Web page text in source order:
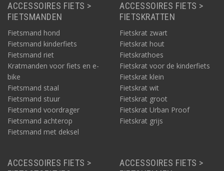
ACCESSOIRES FIETS >
FIETSMANDEN
Fietsmand hond
Fietsmand kinderfiets
Fietsmand riet
Kratmanden voor fiets en e-
bike
Fietsmand staal
Fietsmand stuur
Fietsmand voordrager
Fietsmand achterop
Fietsmand met deksel
ACCESSOIRES FIETS >
FIETSKRATTEN
Fietskrat zwart
Fietskrat hout
Fietskrathoes
Fietskrat voor de kinderfiets
Fietskrat klein
Fietskrat wit
Fietskrat groot
Fietskrat Urban Proof
Fietskrat grijs
ACCESSOIRES FIETS >
ACCESSOIRES FIETS >